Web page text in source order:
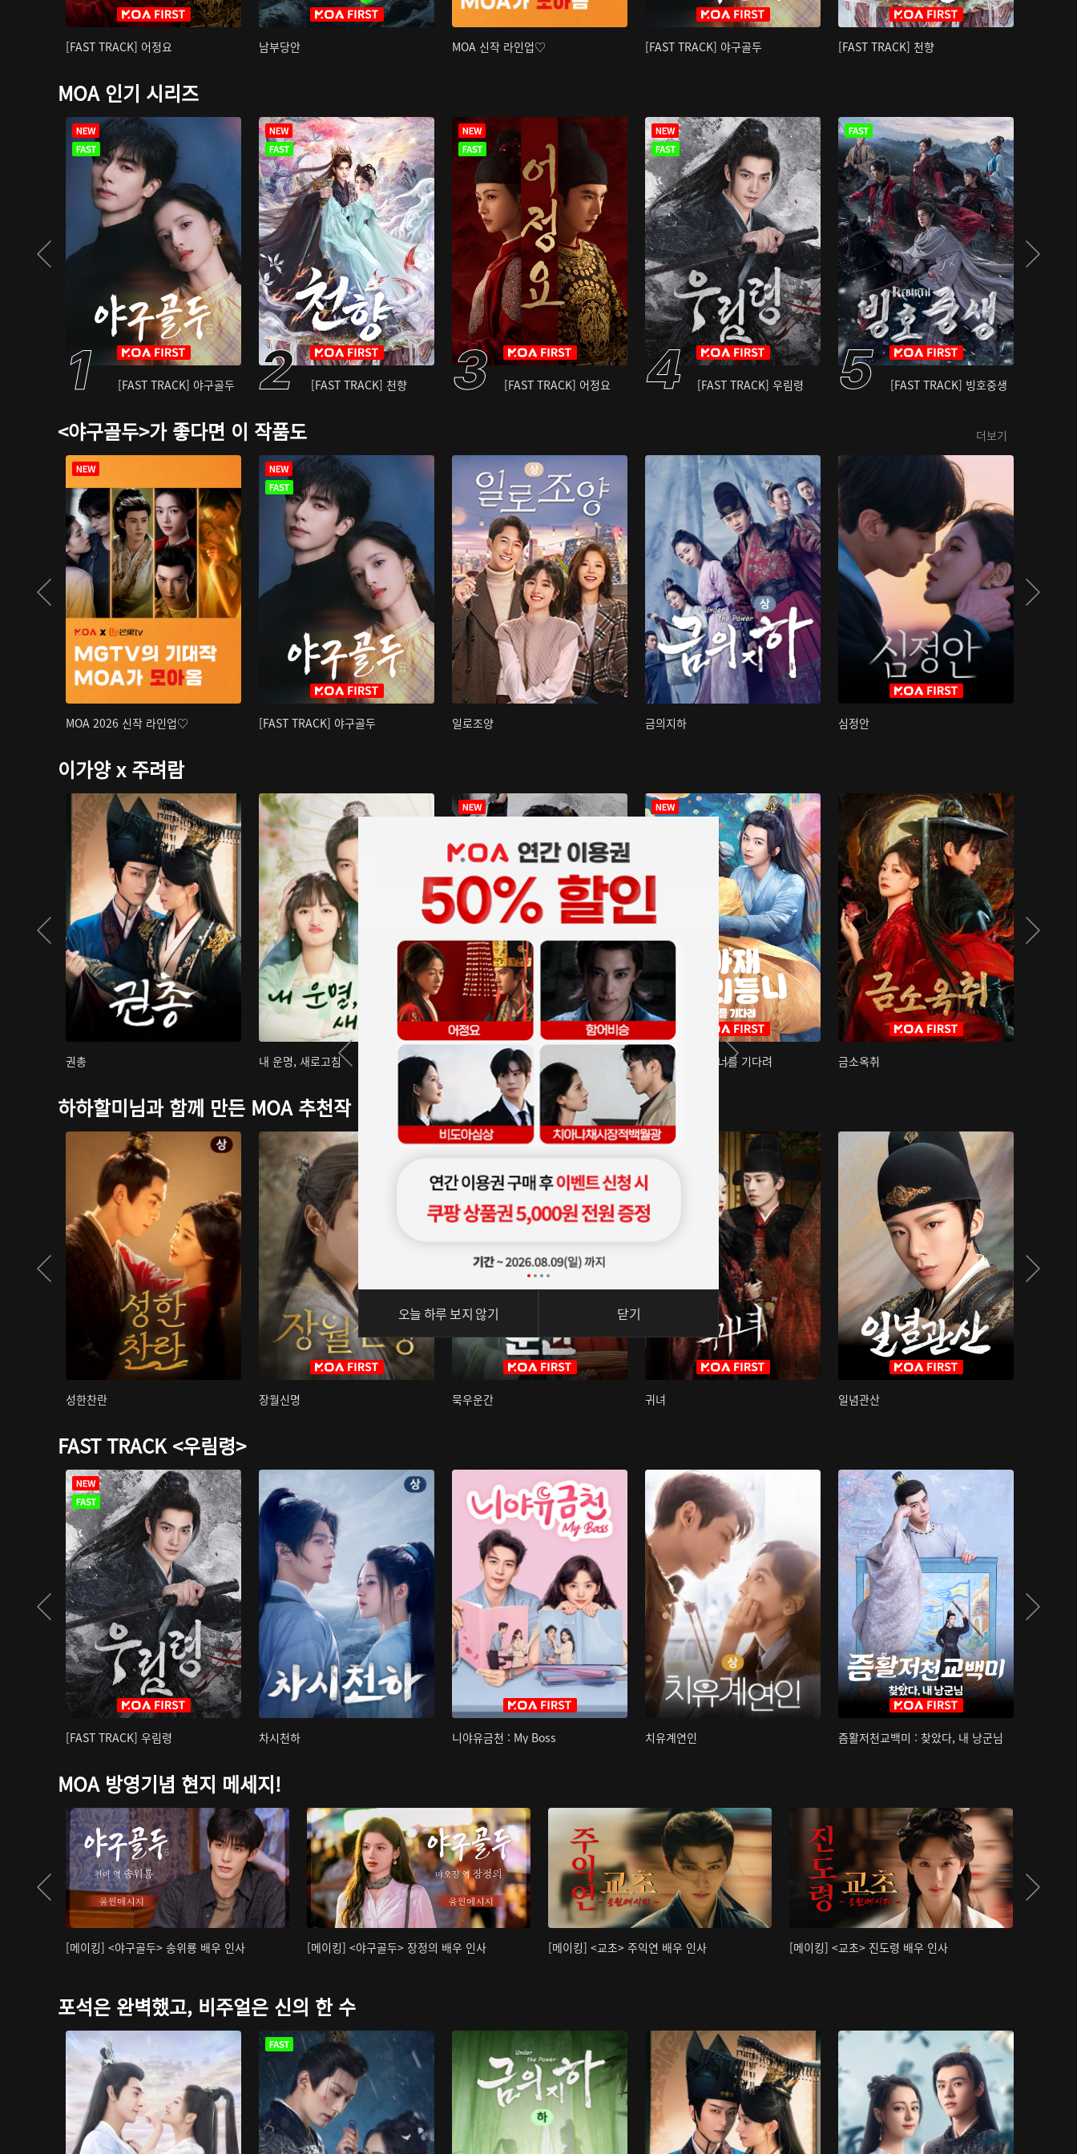
[FAST TRACK] 어정요 남부당안 MOA 신작 라인업♡ [FAST TRACK] 야구골두 [FAST TRACK] 천향
MOA 인기 시리즈
[FAST TRACK] 야구골두 [FAST TRACK] 천향 [FAST TRACK] 어정요 [FAST TRACK] 우림령 [FAST TRACK] 빙호중생
<야구골두>가 좋다면 이 작품도 더보기
MOA 2026 신작 라인업♡ [FAST TRACK] 야구골두 일로조양 금의지하 심정안
이가양 x 주려람
권총 내 운명, 새로고침 아재저리등니 : 너를 기다려 금소옥취
하하할미님과 함께 만든 MOA 추천작
성한찬란 장월신명 묵우운간 귀녀 일념관산
FAST TRACK <우림령>
[FAST TRACK] 우림령 차시천하 니야유금천 : My Boss 치유계연인 즘활저천교백미 : 찾았다, 내 낭군님
MOA 방영기념 현지 메세지!
[메이킹] <야구골두> 송위룡 배우 인사 [메이킹] <야구골두> 장정의 배우 인사 [메이킹] <교초> 주익연 배우 인사 [메이킹] <교초> 진도령 배우 인사
포석은 완벽했고, 비주얼은 신의 한 수
오늘 하루 보지 않기 닫기